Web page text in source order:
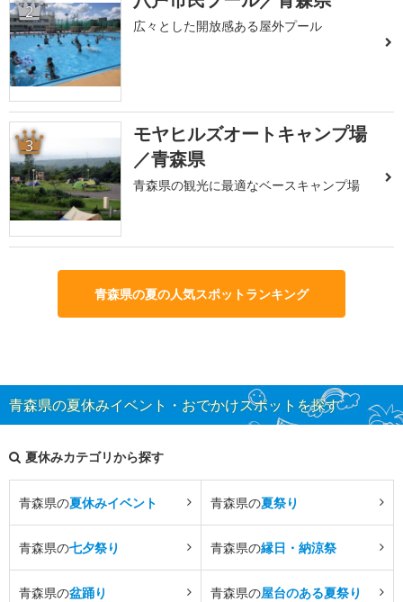
2
広々とした開放感ある屋外プール
3
モヤヒルズオートキャンプ場
／青森県
青森県の観光に最適なベースキャンプ場
青森県の夏の人気スポットランキング
青森県の夏休みイベント・おでかけスポットを探す
夏休みカテゴリから探す
青森県の夏休みイベント 青森県の夏祭り
青森県の七夕祭り 青森県の縁日・納涼祭
青森県の盆踊り 青森県の屋台のある夏祭り